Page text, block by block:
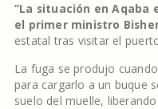
“La situación en Aqaba
el primer ministro
estatal tras visitar el
La fuga se produjo
para cargarlo a un buque
suelo del muelle,